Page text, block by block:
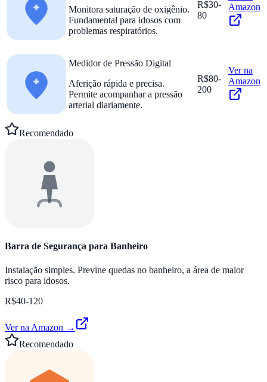
Monitora saturação de oxigênio.
Fundamental para idosos com
problemas respiratórios.
R$30-
80
Amazon
Medidor de Pressão Digital
Aferição rápida e precisa.
Permite acompanhar a pressão
arterial diariamente.
R$80-
200
Ver na
Amazon
Recomendado
Barra de Segurança para Banheiro
Instalação simples. Previne quedas no banheiro, a área de maior
risco para idosos.
R$40-120
Ver na Amazon →
Recomendado